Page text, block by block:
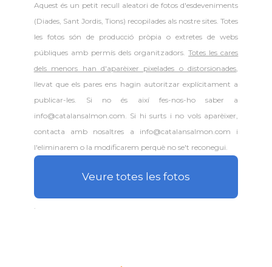
Aquest és un petit recull aleatori defotos d'esdeveniments
(Diades, Sant Jordis, Tions) recopilades als nostre sites. Totes
les fotos són de producció pròpia o extretes de webs
públiques amb permís dels organitzadors.Totes les cares
dels menors han d'aparèixer pixelades o distorsionades,
llevat que els pares ens hagin autoritzar explícitament a
publicar-les. Si no és així fes-nos-ho saber a
info@catalansalmon.com. Si hi surts i no vols aparèixer,
contacta amb nosaltres a info@catalansalmon.com i
l'eliminarem o la modificarem perquè no se't reconegui.
Veure totes les fotos